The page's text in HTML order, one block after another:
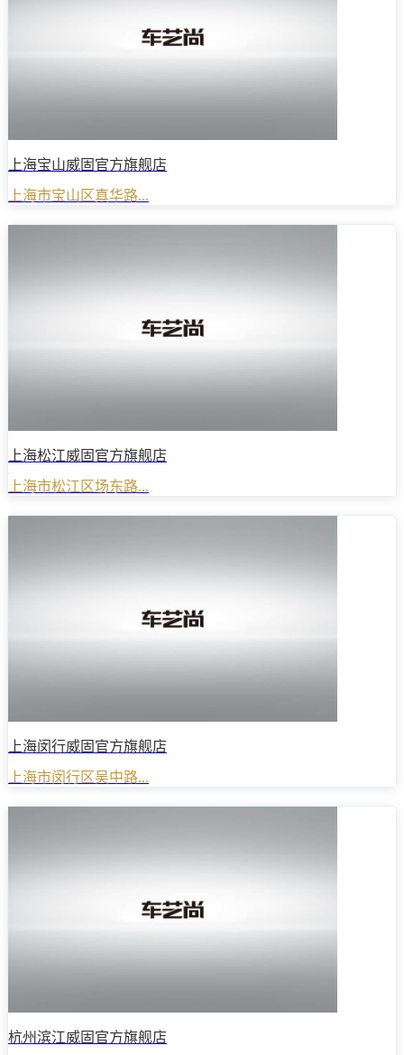
上海宝山威固官方旗舰店
上海市宝山区真华路...
上海松江威固官方旗舰店
上海市松江区场东路...
上海闵行威固官方旗舰店
上海市闵行区吴中路...
杭州滨江威固官方旗舰店